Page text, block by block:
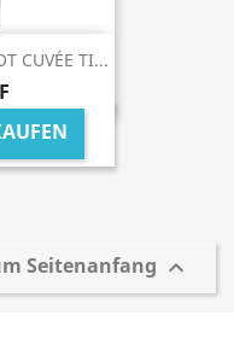
CUVÉE TI...
Seitenanfang 